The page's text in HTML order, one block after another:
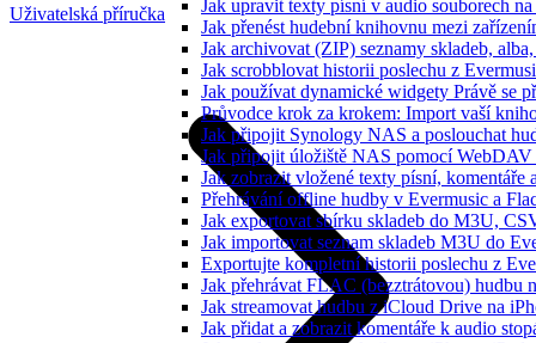
Jak upravit texty písní v audio souborech
Jak přenést hudební knihovnu mezi
Jak archivovat (ZIP) seznamy skladeb,
Jak scrobblovat historii poslechu z
Jak používat dynamické widgety Právě se
Průvodce krok za krokem: Import vaší
Jak připojit Synology NAS a poslouchat
Jak připojit úložiště NAS pomocí WebDAV
Jak zobrazit vložené texty písní,
Přehrávání offline hudby v Evermusic a
Jak exportovat sbírku skladeb do M3U,
Jak importovat seznam skladeb M3U do
Exportujte kompletní historii poslechu z
Jak přehrávat FLAC (bezztrátovou) hudbu
Jak streamovat hudbu z iCloud Drive na
Jak přidat a zobrazit komentáře k audio
Uživatelská příručka